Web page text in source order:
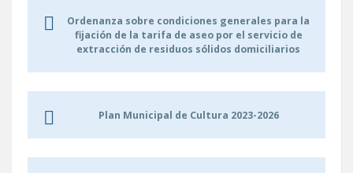
Ordenanza sobre condiciones generales para la
fijación de la tarifa de aseo por el servicio de
extracción de residuos sólidos domiciliarios
Plan Municipal de Cultura 2023-2026